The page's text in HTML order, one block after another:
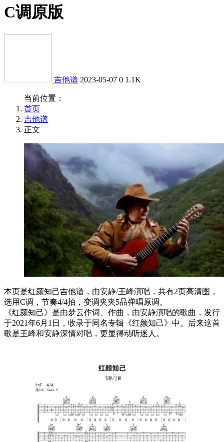
C调原版
吉他谱 2023-05-07 0 1.1K
当前位置：
首页
吉他谱
正文
本页是红颜知己吉他谱，由安静/王峰演唱，共有2页高清图，
选用C调，节奏4/4拍，变调夹夹5品弹唱原调。
《红颜知己》是由梦云作词、作曲，由安静演唱的歌曲，发行
于2021年6月1日，收录于同名专辑《红颜知己》中。后来这首
歌是王峰和安静深情对唱，更显得动听迷人。